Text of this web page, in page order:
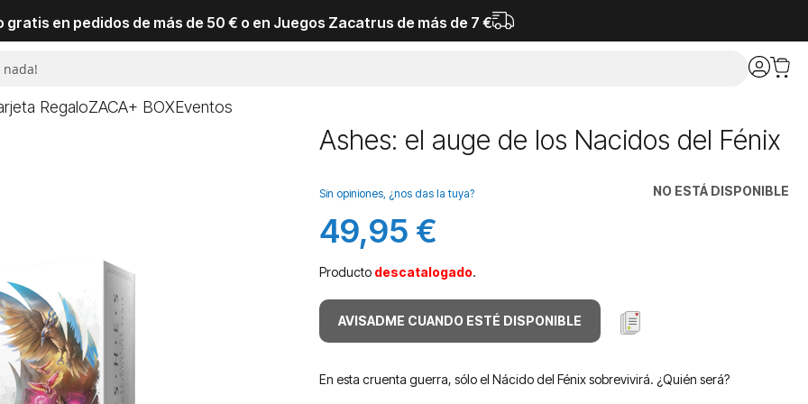
gratis en pedidos de más de 50 € o en Juegos Zacatrus de más de 7 €
RegaloZACA+ BOXEventos
Ashes: el auge de los Nacidos del Fénix
NO ESTÁ DISPONIBLE
Sin opiniones, ¿nos das la tuya?
49,95 €
Producto descatalogado.
AVISADME CUANDO ESTÉ DISPONIBLE
En esta cruenta guerra, sólo el Nácido del Fénix sobrevivirá. ¿Quién será?